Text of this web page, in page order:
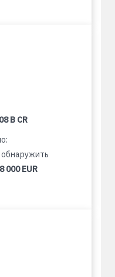
B CR
8 000 EUR